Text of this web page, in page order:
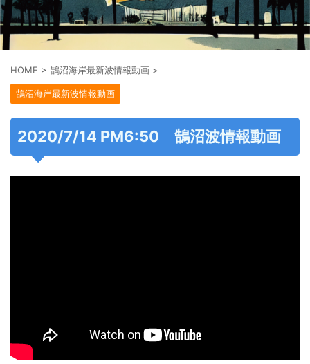
HOME > 鵠沼海岸最新波情報動画 >
鵠沼海岸最新波情報動画
2020/7/14 PM6:50 鵠沼波情報動画